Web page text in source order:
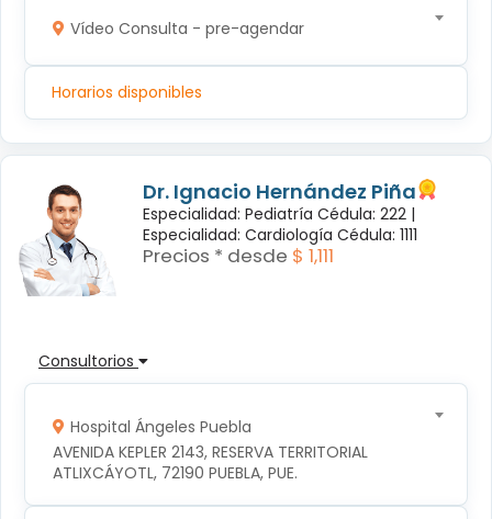
Vídeo Consulta - pre-agendar
Horarios disponibles
Dr. Ignacio Hernández Piña
Especialidad: Pediatría Cédula: 222 |
Especialidad: Cardiología Cédula: 1111
Precios * desde $ 1,111
Consultorios
Hospital Ángeles Puebla
AVENIDA KEPLER 2143, RESERVA TERRITORIAL
ATLIXCÁYOTL, 72190 PUEBLA, PUE.